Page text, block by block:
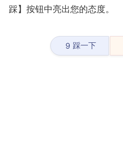
踩】按钮中亮出您的态度。
9 踩一下